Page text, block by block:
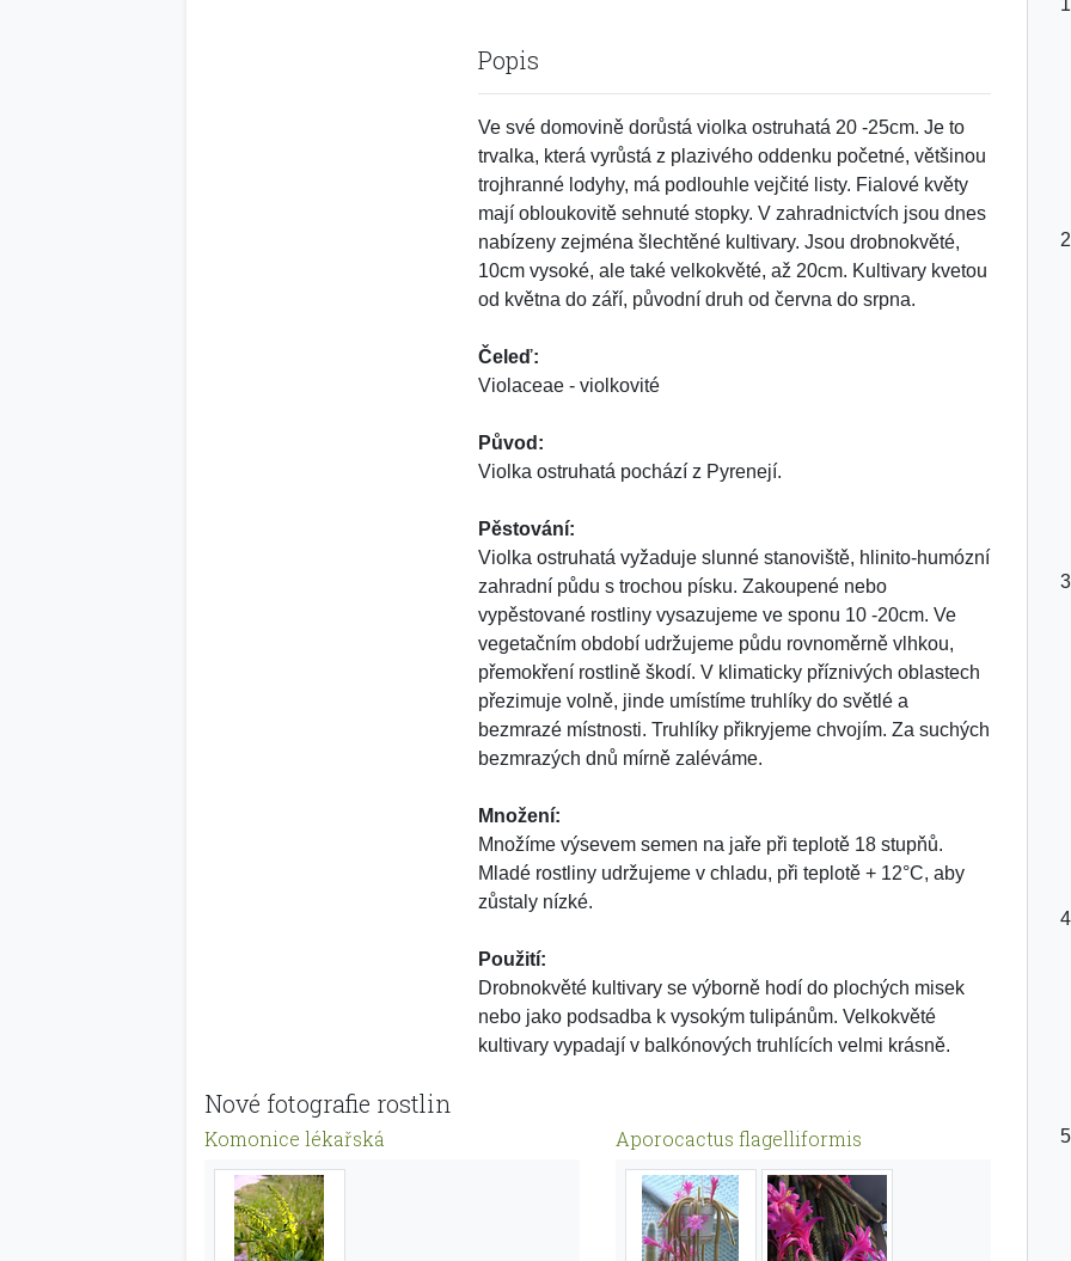
Popis
Ve své domovině dorůstá violka ostruhatá 20 -25cm. Je to
trvalka, která vyrůstá z plazivého oddenku početné, většinou
trojhranné lodyhy, má podlouhle vejčité listy. Fialové květy
mají obloukovitě sehnuté stopky. V zahradnictvích jsou dnes
nabízeny zejména šlechtěné kultivary. Jsou drobnokvěté,
10cm vysoké, ale také velkokvěté, až 20cm. Kultivary kvetou
od května do září, původní druh od června do srpna.
Čeleď:
Violaceae - violkovité
Původ:
Violka ostruhatá pochází z Pyrenejí.
Pěstování:
Violka ostruhatá vyžaduje slunné stanoviště, hlinito-humózní
zahradní půdu s trochou písku. Zakoupené nebo
vypěstované rostliny vysazujeme ve sponu 10 -20cm. Ve
vegetačním období udržujeme půdu rovnoměrně vlhkou,
přemokření rostlině škodí. V klimaticky příznivých oblastech
přezimuje volně, jinde umístíme truhlíky do světlé a
bezmrazé místnosti. Truhlíky přikryjeme chvojím. Za suchých
bezmrazých dnů mírně zaléváme.
Množení:
Množíme výsevem semen na jaře při teplotě 18 stupňů.
Mladé rostliny udržujeme v chladu, při teplotě + 12°C, aby
zůstaly nízké.
Použití:
Drobnokvěté kultivary se výborně hodí do plochých misek
nebo jako podsadba k vysokým tulipánům. Velkokvěté
kultivary vypadají v balkónových truhlících velmi krásně.
Nové fotografie rostlin
Komonice lékařská Aporocactus flagelliformis